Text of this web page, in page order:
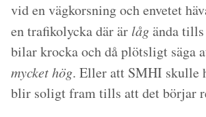
vid en vägkorsning och envetet
en trafikolycka där är lågända
bilar krocka och då plötsligt säga
mycket hög. Eller att SMHI skulle
blir soligt fram tills att det börjar